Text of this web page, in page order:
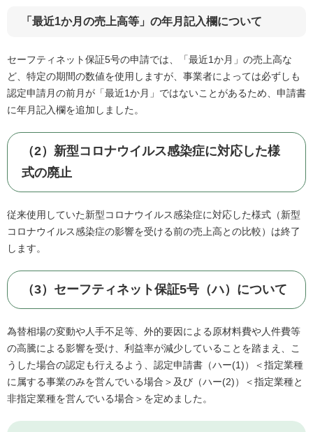
「最近1か月の売上高等」の年月記入欄について
セーフティネット保証5号の申請では、「最近1か月」の売上高な
ど、特定の期間の数値を使用しますが、事業者によっては必ずしも
認定申請月の前月が「最近1か月」ではないことがあるため、申請書
に年月記入欄を追加しました。
（2）新型コロナウイルス感染症に対応した様
式の廃止
従来使用していた新型コロナウイルス感染症に対応した様式（新型
コロナウイルス感染症の影響を受ける前の売上高との比較）は終了
します。
（3）セーフティネット保証5号（ハ）について
為替相場の変動や人手不足等、外的要因による原材料費や人件費等
の高騰による影響を受け、利益率が減少していることを踏まえ、こ
うした場合の認定も行えるよう、認定申請書（ハー(1)）＜指定業種
に属する事業のみを営んでいる場合＞及び（ハー(2)）＜指定業種と
非指定業種を営んでいる場合＞を定めました。